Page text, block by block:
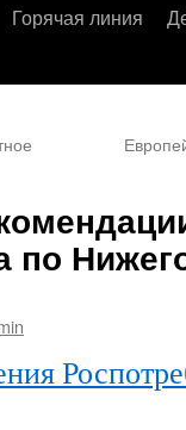
Горячая линия
по